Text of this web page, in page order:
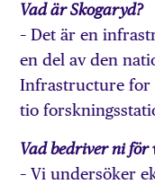
Vad är Skogaryd?
– Det är en
en del av den
Infrastructure for
tio
Vad bedriver ni för
– Vi undersöker